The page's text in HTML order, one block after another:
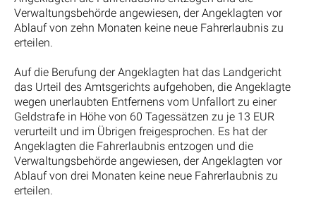
Verwaltungsbehörde angewiesen, der Angeklagten vor
Ablauf von zehn Monaten keine neue Fahrerlaubnis zu
erteilen.
Auf die Berufung der Angeklagten hat das Landgericht
das Urteil des Amtsgerichts aufgehoben, die Angeklagte
wegen unerlaubten Entfernens vom Unfallort zu einer
Geldstrafe in Höhe von 60 Tagessätzen zu je 13 EUR
verurteilt und im Übrigen freigesprochen. Es hat der
Angeklagten die Fahrerlaubnis entzogen und die
Verwaltungsbehörde angewiesen, der Angeklagten vor
Ablauf von drei Monaten keine neue Fahrerlaubnis zu
erteilen.